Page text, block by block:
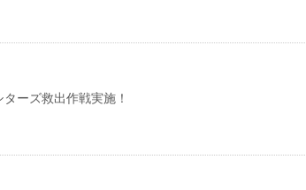
ーズ救出作戦実施！